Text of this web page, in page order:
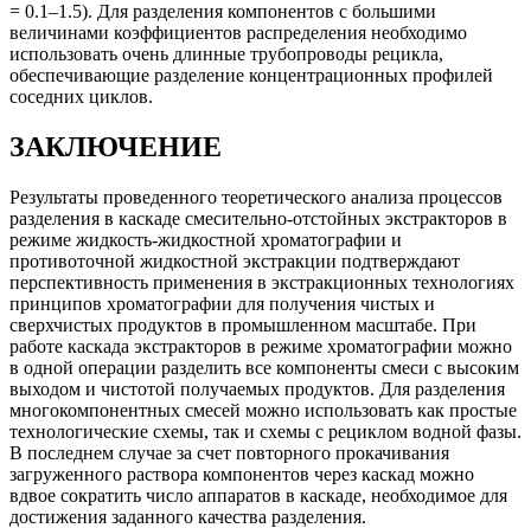
= 0.1–1.5). Для разделения компонентов с большими
величинами коэффициентов распределения необходимо
использовать очень длинные трубопроводы рецикла,
обеспечивающие разделение концентрационных профилей
соседних циклов.
ЗАКЛЮЧЕНИЕ
Результаты проведенного теоретического анализа процессов
разделения в каскаде смесительно-отстойных экстракторов в
режиме жидкость-жидкостной хроматографии и
противоточной жидкостной экстракции подтверждают
перспективность применения в экстракционных технологиях
принципов хроматографии для получения чистых и
сверхчистых продуктов в промышленном масштабе. При
работе каскада экстракторов в режиме хроматографии можно
в одной операции разделить все компоненты смеси с высоким
выходом и чистотой получаемых продуктов. Для разделения
многокомпонентных смесей можно использовать как простые
технологические схемы, так и схемы с рециклом водной фазы.
В последнем случае за счет повторного прокачивания
загруженного раствора компонентов через каскад можно
вдвое сократить число аппаратов в каскаде, необходимое для
достижения заданного качества разделения.